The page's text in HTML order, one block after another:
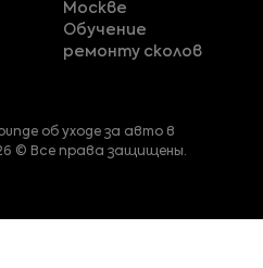
Москве
Обучение
ремонту сколов
об уходе за авто в
© Все права защищены.